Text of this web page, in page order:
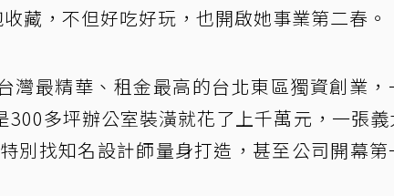
藏，不但好吃好玩，也開啟她事業第二春。
灣最精華、租金最高的台北東區獨資創業，
多坪辦公室裝潢就花了上千萬元，一張義
別找知名設計師量身打造，甚至公司開幕第